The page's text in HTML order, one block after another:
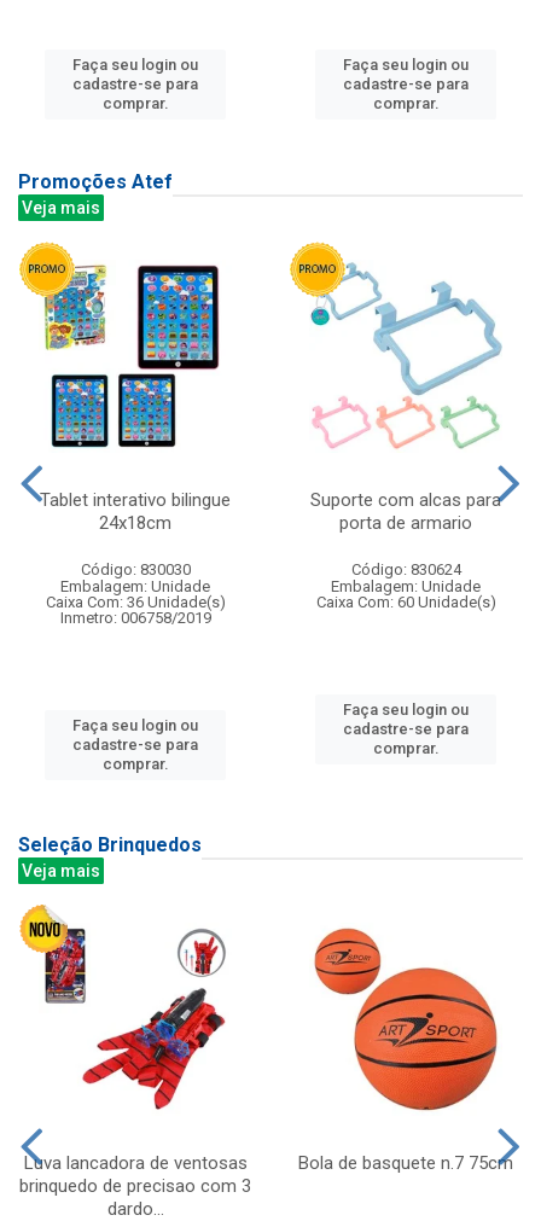
Faça seu login ou
cadastre-se para
comprar.
Faça seu login ou
cadastre-se para
comprar.
Promoções Atef
Veja mais
Tablet interativo bilingue
24x18cm
Código: 830030
Embalagem: Unidade
Caixa Com: 36 Unidade(s)
Inmetro: 006758/2019
Faça seu login ou
cadastre-se para
comprar.
Suporte com alcas para
porta de armario
Código: 830624
Embalagem: Unidade
Caixa Com: 60 Unidade(s)
Faça seu login ou
cadastre-se para
comprar.
Seleção Brinquedos
Veja mais
Luva lancadora de ventosas
brinquedo de precisao com 3
dardo...
Bola de basquete n.7 75cm